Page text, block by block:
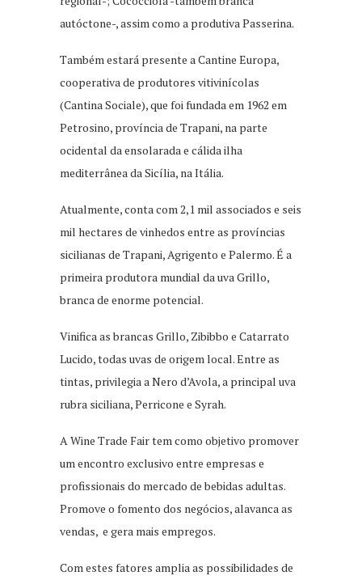
autóctone-, assim como a produtiva Passerina.
Também estará presente a Cantine Europa,
cooperativa de produtores vitivinícolas
(Cantina Sociale), que foi fundada em 1962 em
Petrosino, província de Trapani, na parte
ocidental da ensolarada e cálida ilha
mediterrânea da Sicília, na Itália.
Atualmente, conta com 2,1 mil associados e seis
mil hectares de vinhedos entre as províncias
sicilianas de Trapani, Agrigento e Palermo. É a
primeira produtora mundial da uva Grillo,
branca de enorme potencial.
Vinifica as brancas Grillo, Zibibbo e Catarrato
Lucido, todas uvas de origem local. Entre as
tintas, privilegia a Nero d’Avola, a principal uva
rubra siciliana, Perricone e Syrah.
A Wine Trade Fair tem como objetivo promover
um encontro exclusivo entre empresas e
profissionais do mercado de bebidas adultas.
Promove o fomento dos negócios, alavanca as
vendas, e gera mais empregos.
Com estes fatores amplia as possibilidades de